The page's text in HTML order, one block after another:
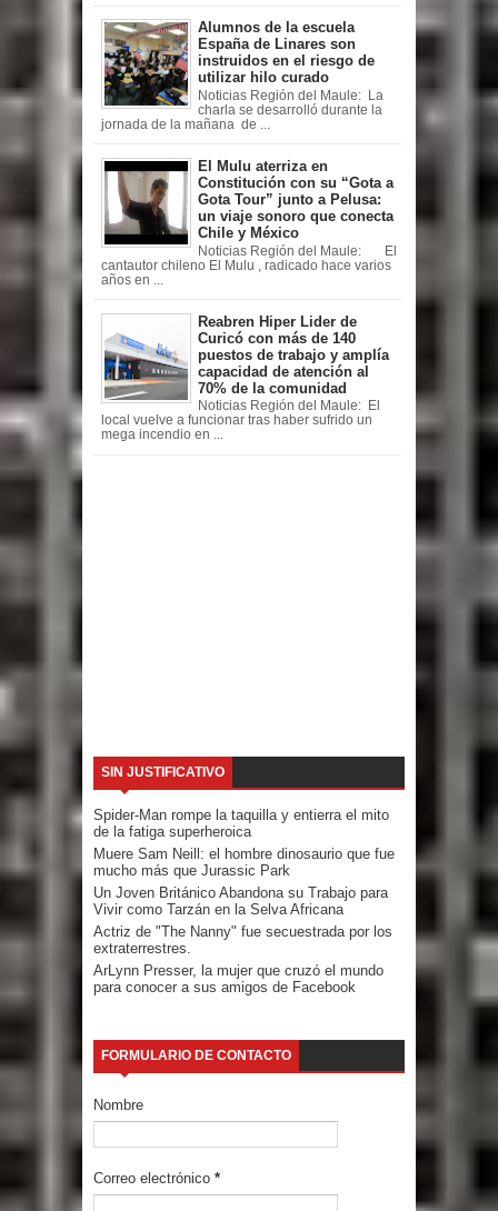
Alumnos de la escuela
España de Linares son
instruidos en el riesgo de
utilizar hilo curado
Noticias Región del Maule: La
charla se desarrolló durante la
jornada de la mañana de ...
El Mulu aterriza en
Constitución con su “Gota a
Gota Tour” junto a Pelusa:
un viaje sonoro que conecta
Chile y México
Noticias Región del Maule: El
cantautor chileno El Mulu , radicado hace varios
años en ...
Reabren Hiper Lider de
Curicó con más de 140
puestos de trabajo y amplía
capacidad de atención al
70% de la comunidad
Noticias Región del Maule: El
local vuelve a funcionar tras haber sufrido un
mega incendio en ...
SIN JUSTIFICATIVO
Spider-Man rompe la taquilla y entierra el mito
de la fatiga superheroica
Muere Sam Neill: el hombre dinosaurio que fue
mucho más que Jurassic Park
Un Joven Británico Abandona su Trabajo para
Vivir como Tarzán en la Selva Africana
Actriz de "The Nanny" fue secuestrada por los
extraterrestres.
ArLynn Presser, la mujer que cruzó el mundo
para conocer a sus amigos de Facebook
FORMULARIO DE CONTACTO
Nombre
Correo electrónico *